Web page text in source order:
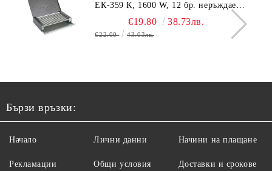
ЕК-359 К, 1600 W, 12 бр. неръждаеми
тръбни нагревятеля
€19.80 38.73лв.
€22.00 43.03лв.
Бързи връзки:
Начало
Рекламации
Лични данни
Общи условия
Начини на плащане
Доставки и срокове